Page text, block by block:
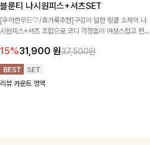
블룬티 나시원피스+셔츠SET
[우아한무드🤍/휴가룩추천]구김이 덜한 링클 소재의 나
시원피스+셔츠 조합으로 코디 걱정없이 여성스럽고 편안
15%31,900 원37,500원
리뷰 카운트 영역